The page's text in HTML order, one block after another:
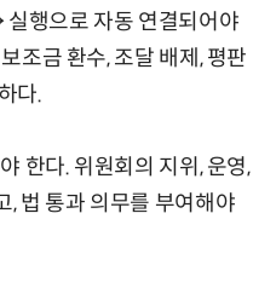
행으로 자동 연결되어야
조금 환수, 조달 배제, 평판
다.
한다. 위원회의 지위, 운영,
, 법 통과 의무를 부여해야